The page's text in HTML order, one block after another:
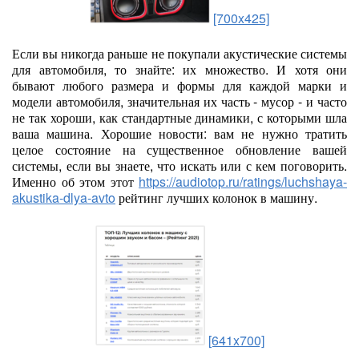
[700x425]
Если вы никогда раньше не покупали акустические системы
для автомобиля, то знайте: их множество. И хотя они
бывают любого размера и формы для каждой марки и
модели автомобиля, значительная их часть - мусор - и часто
не так хороши, как стандартные динамики, с которыми шла
ваша машина. Хорошие новости: вам не нужно тратить
целое состояние на существенное обновление вашей
системы, если вы знаете, что искать или с кем поговорить.
Именно об этом этот https://audiotop.ru/ratings/luchshaya-
akustika-dlya-avtoрейтинг лучших колонок в машину.
[641x700]